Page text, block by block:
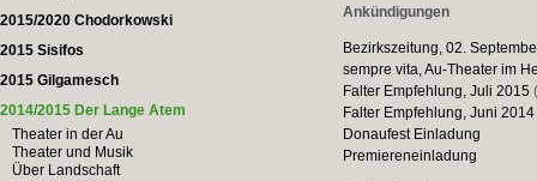
2015/2020 Chodorkowski
2015 Sisifos
2015 Gilgamesch
2014/2015 Der Lange Atem
Theater in der Au
Theater und Musik
Über Landschaft
Ankündigungen
Bezirkszeitung, 02.
sempre vita, Au-Theater im
Falter Empfehlung, Juli 2015
Falter Empfehlung, Juni 2014
Donaufest Einladung
Premiereneinladung